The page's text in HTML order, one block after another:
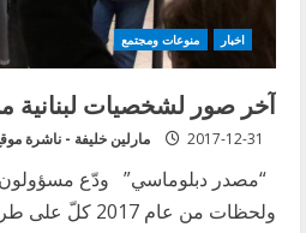
اخبار منوعات ومجتمع
آخر صور لشخصيات لبنانية من
مارلين خليفة - ناشرة 2017-12-31
“مصدر دبلوماسي” ودّع مسؤولون
ولحظات من عام 2017 كلّ على طريقته. رئيس...